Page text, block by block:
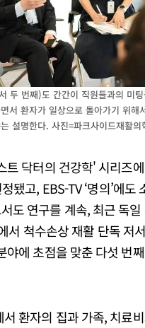
두 번째)도 간간이 직원들과의 미
서 환자가 일상으로 돌아가기 위해
설명한다. 사진=파크사이드재활의
트 닥터의 건강학' 시리즈
됐고, EBS-TV ‘명의’에도
도 연구를 계속, 최근 독일
서 척수손상 재활 단독 저
야에 초점을 맞춘 다섯 번
환자의 집과 가족, 치료